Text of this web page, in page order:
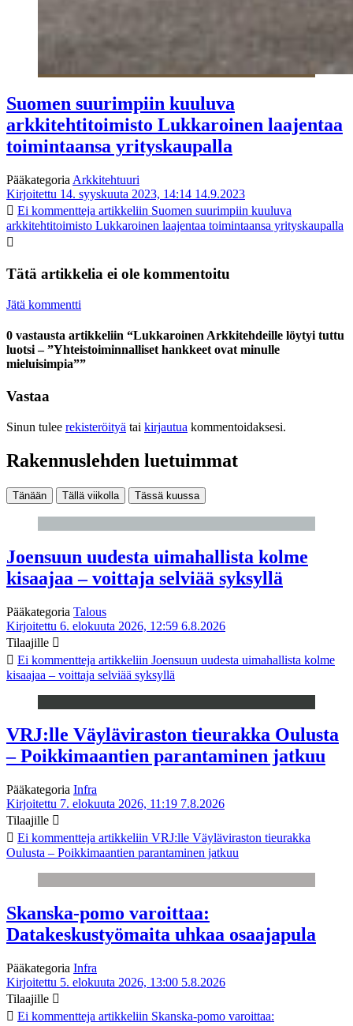
Suomen suurimpiin kuuluva
arkkitehtitoimisto Lukkaroinen laajentaa
toimintaansa yrityskaupalla
Pääkategoria Arkkitehtuuri
Kirjoitettu 14. syyskuuta 2023, 14:14 14.9.2023
Ei kommentteja artikkeliin Suomen suurimpiin kuuluva
arkkitehtitoimisto Lukkaroinen laajentaa toimintaansa yrityskaupalla
Tätä artikkelia ei ole kommentoitu
Jätä kommentti
0 vastausta artikkeliin “Lukkaroinen Arkkitehdeille löytyi tuttu
luotsi – ”Yhteistoiminnalliset hankkeet ovat minulle
mieluisimpia””
Vastaa
Sinun tulee rekisteröityä tai kirjautua kommentoidaksesi.
Rakennuslehden luetuimmat
Tänään Tällä viikolla Tässä kuussa
Joensuun uudesta uimahallista kolme
kisaajaa – voittaja selviää syksyllä
Pääkategoria Talous
Kirjoitettu 6. elokuuta 2026, 12:59 6.8.2026
Tilaajille
Ei kommentteja artikkeliin Joensuun uudesta uimahallista kolme
kisaajaa – voittaja selviää syksyllä
VRJ:lle Väyläviraston tieurakka Oulusta
– Poikkimaantien parantaminen jatkuu
Pääkategoria Infra
Kirjoitettu 7. elokuuta 2026, 11:19 7.8.2026
Tilaajille
Ei kommentteja artikkeliin VRJ:lle Väyläviraston tieurakka
Oulusta – Poikkimaantien parantaminen jatkuu
Skanska-pomo varoittaa:
Datakeskustyömaita uhkaa osaajapula
Pääkategoria Infra
Kirjoitettu 5. elokuuta 2026, 13:00 5.8.2026
Tilaajille
Ei kommentteja artikkeliin Skanska-pomo varoittaa: